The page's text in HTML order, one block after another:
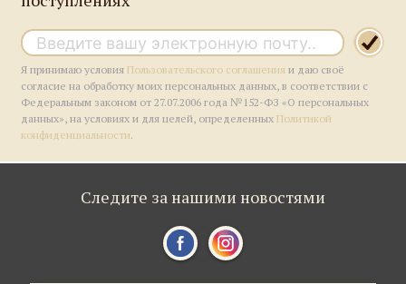
Я принимаю условияПользовательского соглашения и даю своё
согласие на обработку моих персональных данных, в соответствии с
Федеральным законом от 27.07.2006 года №152-ФЗ «О персональных
данных», на условиях и для целей, определенныхПолитикой
конфиденциальности.
Следите за нашими новостями